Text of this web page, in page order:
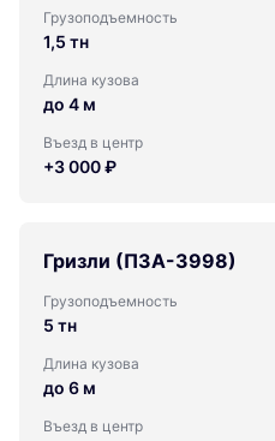
Грузоподъемность
1,5 тн
Длина кузова
до 4 м
Въезд в центр
+3 000 ₽
Гризли (ПЗА-3998)
Грузоподъемность
5 тн
Длина кузова
до 6 м
Въезд в центр